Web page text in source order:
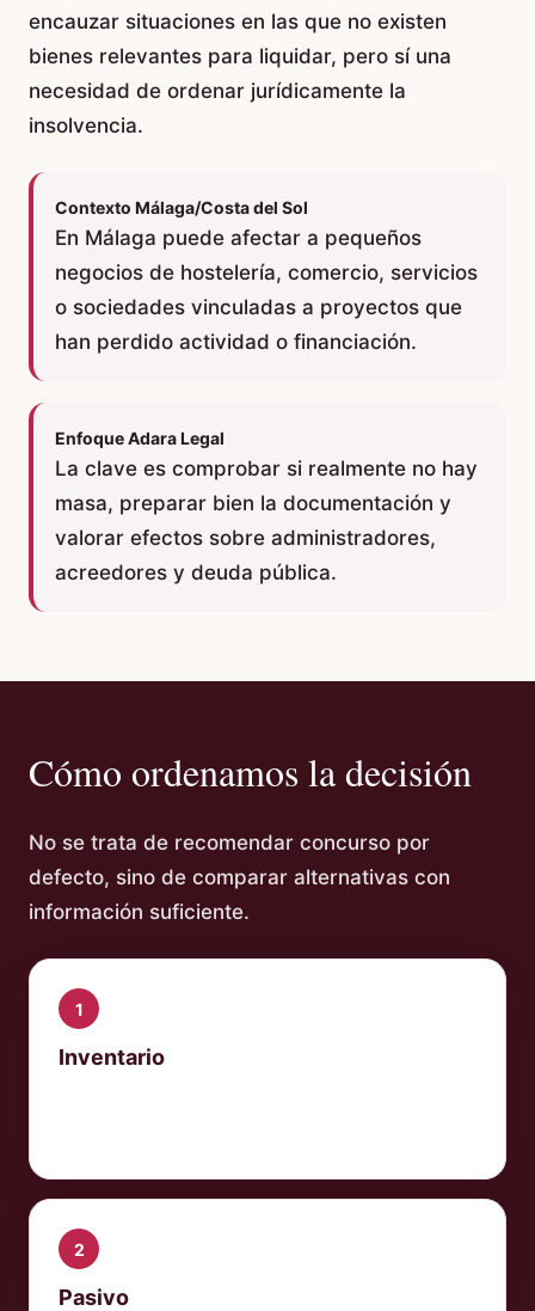
encauzar situaciones en las que no existen
bienes relevantes para liquidar, pero sí una
necesidad de ordenar jurídicamente la
insolvencia.
Contexto Málaga/Costa del Sol
En Málaga puede afectar a pequeños
negocios de hostelería, comercio, servicios
o sociedades vinculadas a proyectos que
han perdido actividad o financiación.
Enfoque Adara Legal
La clave es comprobar si realmente no hay
masa, preparar bien la documentación y
valorar efectos sobre administradores,
acreedores y deuda pública.
Cómo ordenamos la decisión
No se trata de recomendar concurso por
defecto, sino de comparar alternativas con
información suficiente.
1
Inventario
2
Pasivo